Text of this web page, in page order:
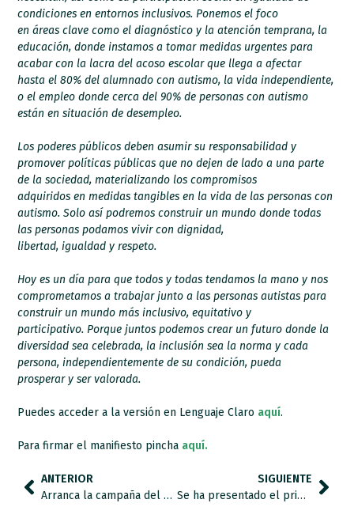
condiciones en entornos inclusivos. Ponemos el foco
en áreas clave como el diagnóstico y la atención temprana, la
educación, donde instamos a tomar medidas urgentes para
acabar con la lacra del acoso escolar que llega a afectar
hasta el 80% del alumnado con autismo, la vida independiente,
o el empleo donde cerca del 90% de personas con autismo
están en situación de desempleo.
Los poderes públicos deben asumir su responsabilidad y
promover políticas públicas que no dejen de lado a una parte
de la sociedad, materializando los compromisos
adquiridos en medidas tangibles en la vida de las personas con
autismo. Solo así podremos construir un mundo donde todas
las personas podamos vivir con dignidad,
libertad, igualdad y respeto.
Hoy es un día para que todos y todas tendamos la mano y nos
comprometamos a trabajar junto a las personas autistas para
construir un mundo más inclusivo, equitativo y
participativo. Porque juntos podemos crear un futuro donde la
diversidad sea celebrada, la inclusión sea la norma y cada
persona, independientemente de su condición, pueda
prosperar y ser valorada.
Puedes acceder a la versión en Lenguaje Claro aquí.
Para firmar el manifiesto pincha aquí.
ANTERIOR
Arranca la campaña del Día Mundial del Autismo 2024
SIGUIENTE
Se ha presentado el primer Plan de Acción de la Estrategia Española en trastorno del espectro del autismo.